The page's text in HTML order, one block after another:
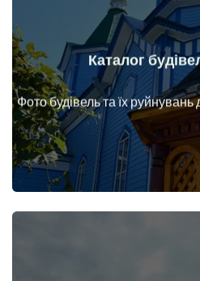
Каталог
Фото будівель та їх руйнувань
Будинки, споруди, конструкції,
війни